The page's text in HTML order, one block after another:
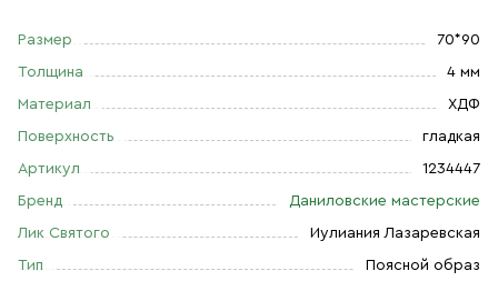
Размер 70*90
Толщина 4 мм
Материал ХДФ
Поверхность гладкая
Артикул 1234447
Бренд Даниловские мастерские
Лик Святого Иулиания Лазаревская
Тип Поясной образ